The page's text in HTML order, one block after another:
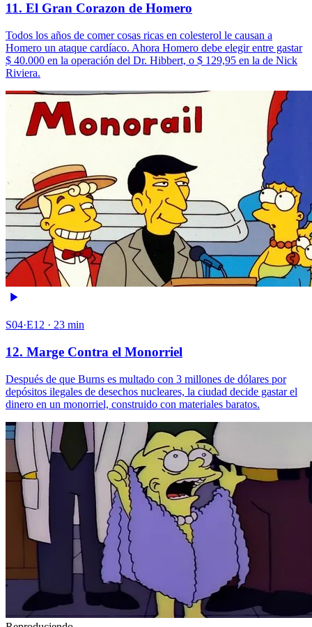
11. El Gran Corazon de Homero
Todos los años de comer cosas ricas en colesterol le causan a
Homero un ataque cardíaco. Ahora Homero debe elegir entre gastar
$ 40.000 en la operación del Dr. Hibbert, o $ 129,95 en la de Nick
Riviera.
S04·E12 · 23 min
12. Marge Contra el Monorriel
Después de que Burns es multado con 3 millones de dólares por
depósitos ilegales de desechos nucleares, la ciudad decide gastar el
dinero en un monorriel, construido con materiales baratos.